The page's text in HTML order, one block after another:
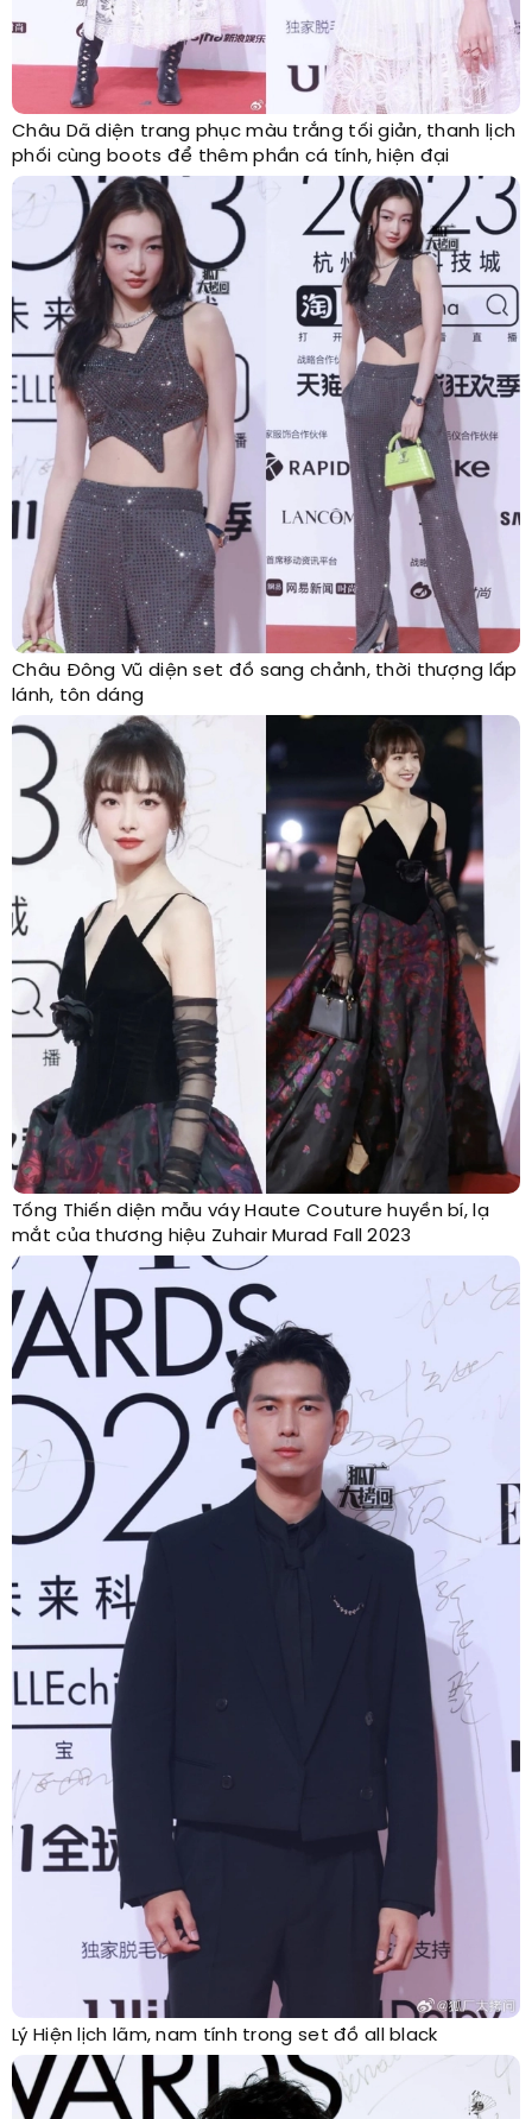
Châu Dã diện trang phục màu trắng tối giản, thanh lịch
phối cùng boots để thêm phần cá tính, hiện đại
Châu Đông Vũ diện set đồ sang chảnh, thời thượng lấp
lánh, tôn dáng
Tống Thiến diện mẫu váy Haute Couture huyền bí, lạ
mắt của thương hiệu Zuhair Murad Fall 2023
Lý Hiện lịch lãm, nam tính trong set đồ all black